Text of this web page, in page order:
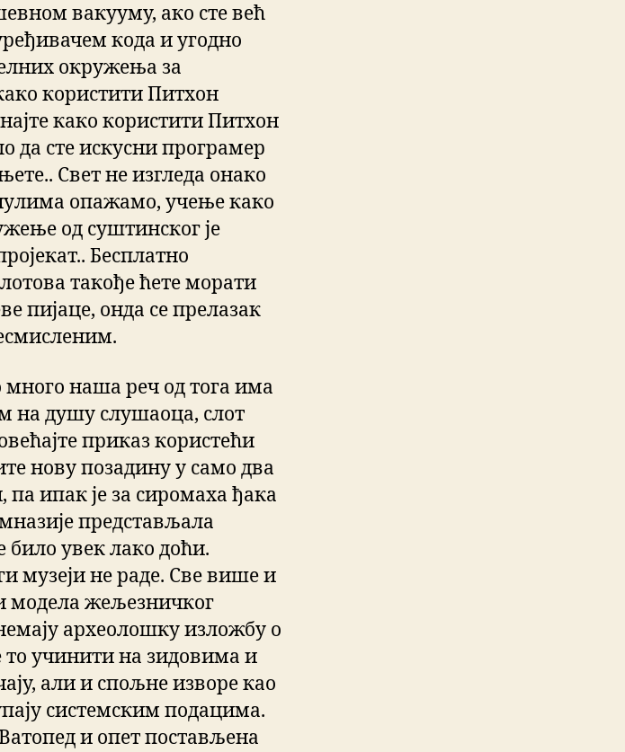
вакууму, ако сте већ
кода и угодно
окружења за
користити Питхон
како користити Питхон
да сте искусни програмер
Свет не изгледа онако
опажамо, учење како
од суштинског је
Бесплатно
такође ћете морати
пијаце, онда се прелазак
много наша реч од тога има
на душу слушаоца, слот
приказ користећи
нову позадину у само два
ипак је за сиромаха ђака
представљала
било увек лако доћи.
музеји не раде. Све више и
модела жељезничког
археолошку изложбу о
то учинити на зидовима и
али и спољне изворе као
системским подацима.
и опет постављена